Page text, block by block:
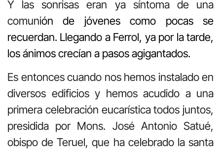
Y las sonrisas eran ya síntoma de una
comunión de jóvenes como pocas se
recuerdan. Llegando a Ferrol, ya por la tarde,
los ánimos crecían a pasos agigantados.
Es entonces cuando nos hemos instalado en
diversos edificios y hemos acudido a una
primera celebración eucarística todos juntos,
presidida por Mons. José Antonio Satué,
obispo de Teruel, que ha celebrado la santa